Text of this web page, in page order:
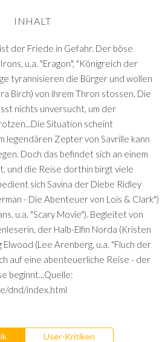
INHALT
der Friede in Gefahr. Der böse
u.a. "Eragon", "Königreich der
tyrannisieren die Bürger und wollen
Birch) von ihrem Thron stossen. Die
nichts unversucht, um der
Situation scheint
legendären Zepter von Savrille kann
Doch das befindet sich an einem
und die Reise dorthin birgt viele
sich Savina der Diebe Ridley
- Die Abenteuer von Lois & Clark")
u.a. "Scary Movie"). Begleitet von
der Halb-Elfin Norda (Kristen
(Lee Arenberg, u.a. "Fluch der
auf eine abenteuerliche Reise - der
beginnt...Quelle:
dnd/index.html
User-Kritiken